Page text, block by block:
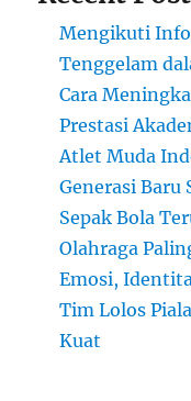
Mengikuti
Tenggelam
Cara
Prestasi
Atlet Muda
Generasi Baru
Sepak Bola
Olahraga
Emosi,
Tim Lolos
Kuat